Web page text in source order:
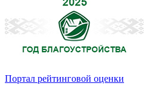
Портал рейтинговой оценки